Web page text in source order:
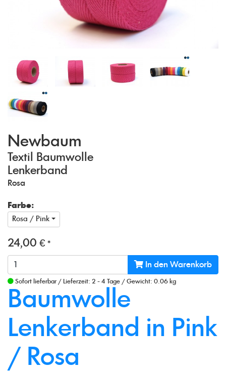
Newbaum
Textil Baumwolle
Lenkerband
Rosa
Farbe:
Rosa / Pink
24,00 € *
In den Warenkorb
Sofort lieferbar / Lieferzeit: 2 - 4 Tage / Gewicht: 0.06 kg
Baumwolle
Lenkerband in Pink
/ Rosa